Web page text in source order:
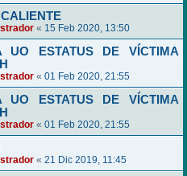
« 15 Feb 2020, 13:50
UO ESTATUS DE VÍCTIMA
« 01 Feb 2020, 21:55
UO ESTATUS DE VÍCTIMA
« 01 Feb 2020, 21:55
« 21 Dic 2019, 11:45